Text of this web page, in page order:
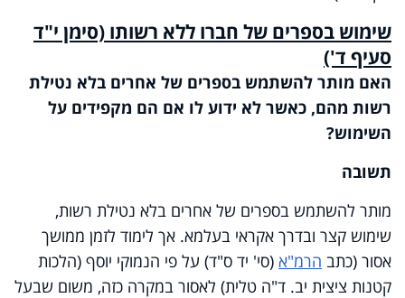
שימוש בספרים של חברו ללא רשותו (סימן י"ד
סעיף ד')
האם מותר להשתמש בספרים של אחרים בלא נטילת
רשות מהם, כאשר לא ידוע לו אם הם מקפידים על
השימוש?
תשובה
מותר להשתמש בספרים של אחרים בלא נטילת רשות,
שימוש קצר ובדרך אקראי בעלמא. אך לימוד לזמן ממושך
אסור (כתב הרמ"א (סי' יד ס"ד) על פי הנמוקי יוסף (הלכות
קטנות ציצית יב. ד"ה טלית) לאסור במקרה כזה, משום שבעל